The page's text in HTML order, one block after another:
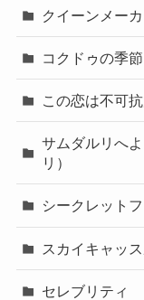
クイーンメー
コクドゥの季節
この恋は不可
サムダルリへ
リ）
シークレット
スカイキャッ
セレブリティ